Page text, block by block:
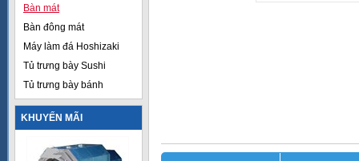
Bàn mát
Bàn đông mát
Máy làm đá Hoshizaki
Tủ trưng bày Sushi
Tủ trưng bày bánh
KHUYẾN MÃI